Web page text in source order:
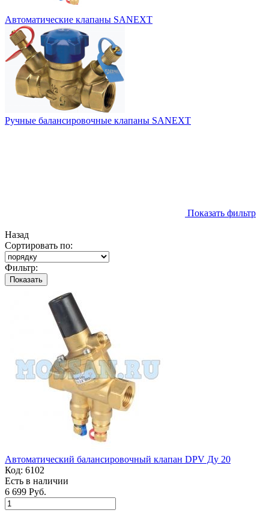
Автоматические клапаны SANEXT
Ручные балансировочные клапаны SANEXT
Показать фильтр
Назад
Сортировать по:
Фильтр:
Показать
Автоматический балансировочный клапан DPV Ду 20
Код: 6102
Есть в наличии
6 699 Руб.